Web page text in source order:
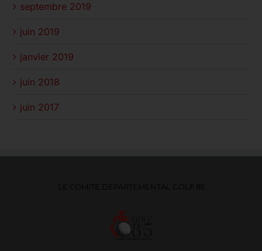
septembre 2019
juin 2019
janvier 2019
juin 2018
juin 2017